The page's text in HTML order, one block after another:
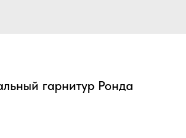
гарнитур Ронда